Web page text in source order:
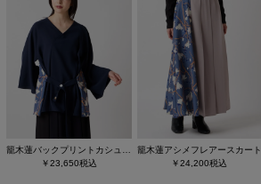
￥23,650税込
籠木蓮アシメフレアースカート
￥24,200税込